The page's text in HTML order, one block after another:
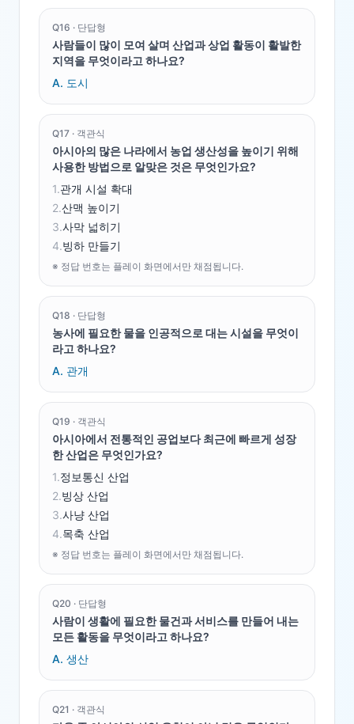
Q16 · 단답형
사람들이 많이 모여 살며 산업과 상업 활동이 활발한
지역을 무엇이라고 하나요?
A. 도시
Q17 · 객관식
아시아의 많은 나라에서 농업 생산성을 높이기 위해
사용한 방법으로 알맞은 것은 무엇인가요?
1.관개 시설 확대
2.산맥 높이기
3.사막 넓히기
4.빙하 만들기
※ 정답 번호는 플레이 화면에서만 채점됩니다.
Q18 · 단답형
농사에 필요한 물을 인공적으로 대는 시설을 무엇이
라고 하나요?
A. 관개
Q19 · 객관식
아시아에서 전통적인 공업보다 최근에 빠르게 성장
한 산업은 무엇인가요?
1.정보통신 산업
2.빙상 산업
3.사냥 산업
4.목축 산업
※ 정답 번호는 플레이 화면에서만 채점됩니다.
Q20 · 단답형
사람이 생활에 필요한 물건과 서비스를 만들어 내는
모든 활동을 무엇이라고 하나요?
A. 생산
Q21 · 객관식